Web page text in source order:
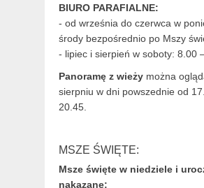
BIURO PARAFIALNE:
- od września do czerwca w
środy bezpośrednio po Mszy
- lipiec i sierpień w soboty: 8.00
Panoramę z wieży można
sierpniu w dni powszednie od
20.45.
MSZE ŚWIĘTE:
Msze święte w niedziele i
nakazane: